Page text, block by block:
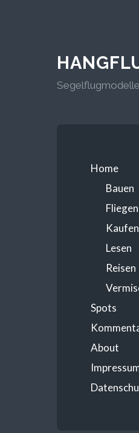
Home
Bauen
Fliegen
Kaufen
Lesen
Reisen
Spots
About